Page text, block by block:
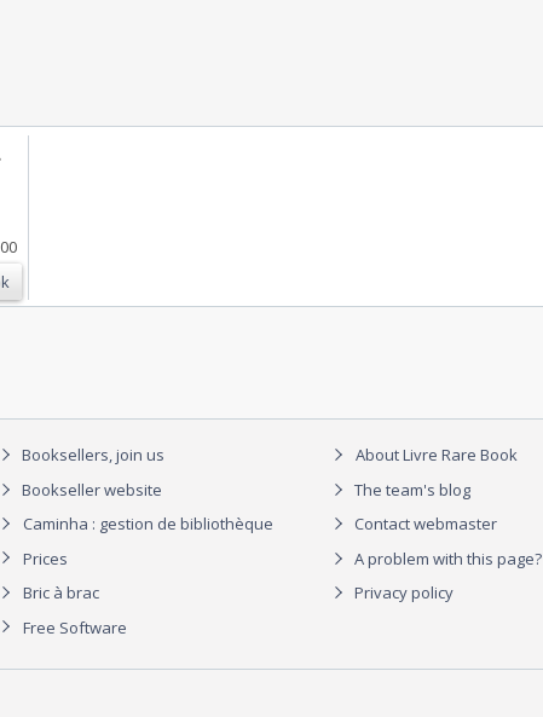
Booksellers, join us
Bookseller website
Caminha : gestion de bibliothèque
Prices
Bric à brac
Free Software
About Livre Rare Book
The team's blog
Contact webmaster
A problem with this page?
Privacy policy